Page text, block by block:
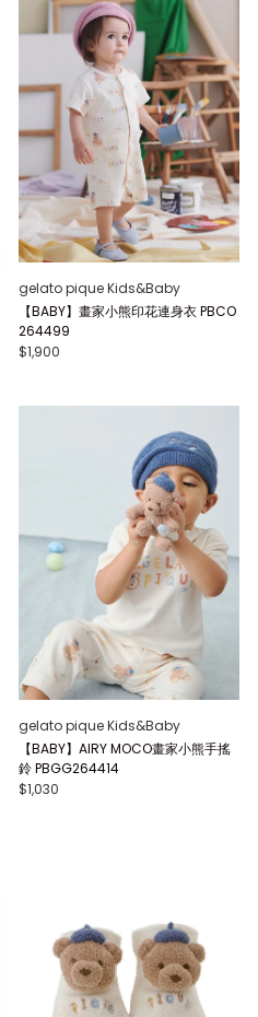
gelato pique Kids&Baby
【BABY】畫家小熊印花連身衣 PBCO
264499
$1,900
gelato pique Kids&Baby
【BABY】AIRY MOCO畫家小熊手搖
鈴 PBGG264414
$1,030